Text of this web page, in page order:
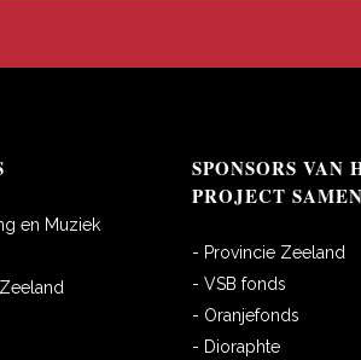
en Muziek
SPONSORS VAN
PROJECT
- Provincie Zeeland
- VSB fonds
- Oranjefonds
- Dioraphte